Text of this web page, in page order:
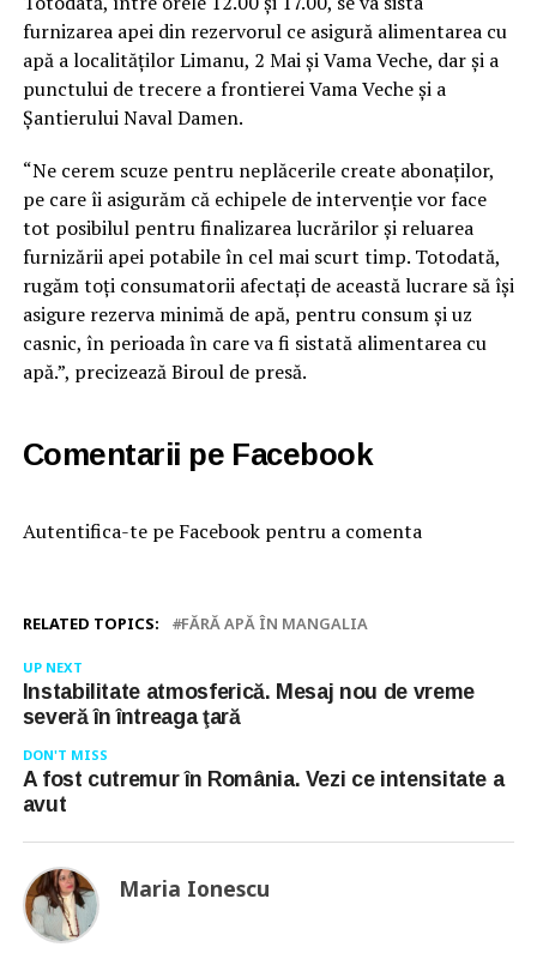
furnizarea apei din rezervorul ce asigură alimentarea cu
apă a localităților Limanu, 2 Mai și Vama Veche, dar și a
punctului de trecere a frontierei Vama Veche și a
Șantierului Naval Damen.
“Ne cerem scuze pentru neplăcerile create abonaților,
pe care îi asigurăm că echipele de intervenție vor face
tot posibilul pentru finalizarea lucrărilor și reluarea
furnizării apei potabile în cel mai scurt timp. Totodată,
rugăm toți consumatorii afectați de această lucrare să își
asigure rezerva minimă de apă, pentru consum și uz
casnic, în perioada în care va fi sistată alimentarea cu
apă.”, precizează Biroul de presă.
Comentarii pe Facebook
Autentifica-te pe Facebook pentru a comenta
RELATED TOPICS: FĂRĂ APĂ ÎN MANGALIA
UP NEXT
Instabilitate atmosferică. Mesaj nou de vreme
severă în întreaga ţară
DON'T MISS
A fost cutremur în România. Vezi ce intensitate a
avut
Maria Ionescu